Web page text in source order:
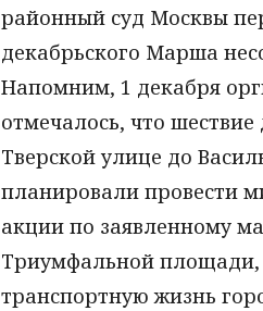
районный суд Москвы
декабрьского Марша
Напомним, 1 декабря
отмечалось, что
Тверской улице до
планировали провести
акции по заявленному
Триумфальной площади,
транспортную жизнь